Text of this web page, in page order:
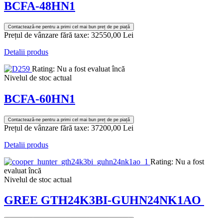
BCFA-48HN1
Contactează-ne pentru a primi cel mai bun preț de pe piață
Prețul de vânzare fără taxe: 32550,00 Lei
Detalii produs
Rating: Nu a fost evaluat încă
Nivelul de stoc actual
BCFA-60HN1
Contactează-ne pentru a primi cel mai bun preț de pe piață
Prețul de vânzare fără taxe: 37200,00 Lei
Detalii produs
Rating: Nu a fost
evaluat încă
Nivelul de stoc actual
GREE GTH24K3BI-GUHN24NK1AO